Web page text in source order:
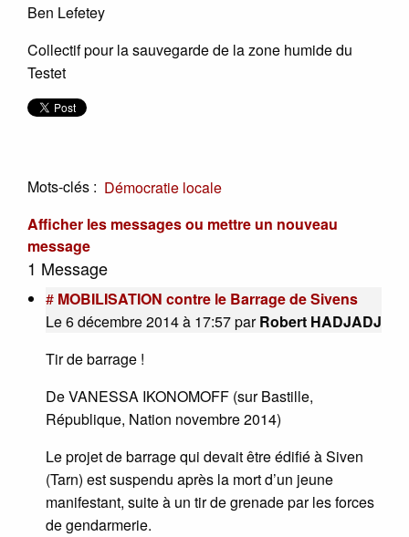
Ben Lefetey
Collectif pour la sauvegarde de la zone humide du
Testet
Mots-clés : Démocratie locale
Afficher les messages ou mettre un nouveau
message
1 Message
# MOBILISATION contre le Barrage de Sivens
Le 6 décembre 2014 à 17:57parRobert HADJADJ
Tir de barrage !
De VANESSA IKONOMOFF (sur Bastille,
République, Nation novembre 2014)
Le projet de barrage qui devait être édifié à Siven
(Tarn) est suspendu après la mort d’un jeune
manifestant, suite à un tir de grenade par les forces
de gendarmerie.